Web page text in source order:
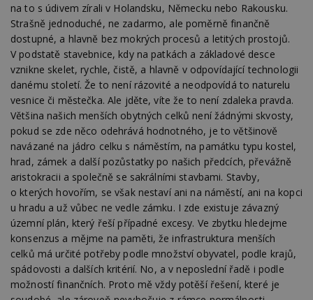
na to s údivem zírali v Holandsku, Německu nebo Rakousku.
Strašně jednoduché, ne zadarmo, ale poměrně finančně
dostupné, a hlavně bez mokrých procesů a letitých prostojů.
V podstatě stavebnice, kdy na patkách a základové desce
vznikne skelet, rychle, čistě, a hlavně v odpovídající technologii
danému století. Že to není rázovité a neodpovídá to naturelu
vesnice či městečka. Ale jděte, víte že to není zdaleka pravda.
Většina našich menších obytných celků není žádnými skvosty,
pokud se zde něco odehrává hodnotného, je to většinově
navázané na jádro celku s náměstím, na památku typu kostel,
hrad, zámek a další pozůstatky po našich předcích, převážně
aristokracii a společně se sakrálními stavbami. Stavby,
o kterých hovořím, se však nestaví ani na náměstí, ani na kopci
u hradu a už vůbec ne vedle zámku. I zde existuje závazný
územní plán, který řeší případné excesy. Ve zbytku hledejme
konsenzus a mějme na paměti, že infrastruktura menších
celků má určité potřeby podle množství obyvatel, podle krajů,
spádovosti a dalších kritérií. No, a v neposlední řadě i podle
možností finančních. Proto mě vždy potěší řešení, které je